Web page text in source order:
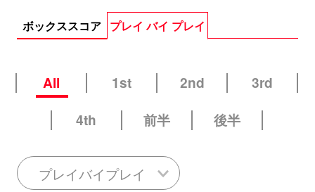
ボックススコア プレイ バイ プレイ
All 1st 2nd
3rd
4th
前半 後半
プレイバイプレイ